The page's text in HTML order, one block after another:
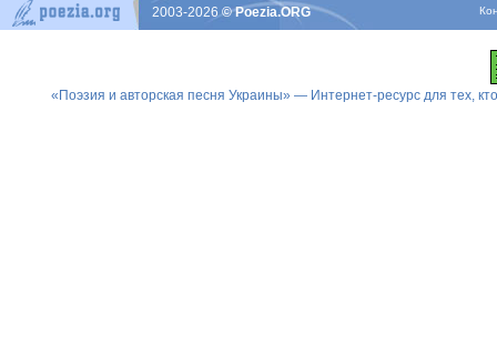
2003-2026© Poezia.ORG
«Поэзия и авторская песня Украины» — Интернет-ресурс для тех,